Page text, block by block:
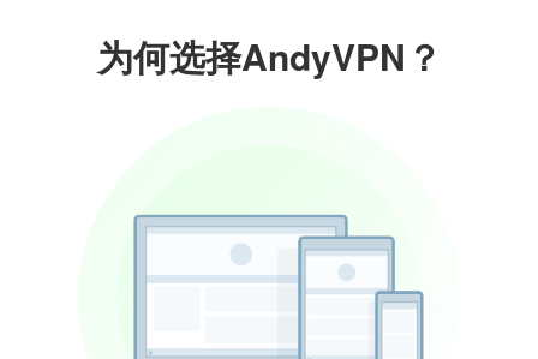
为何选择AndyVPN？